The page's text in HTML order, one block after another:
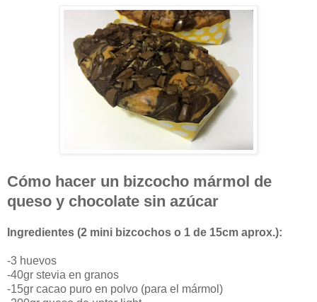
Cómo hacer un bizcocho mármol de
queso y chocolate sin azúcar
Ingredientes (2 mini bizcochos o 1 de 15cm aprox.):
-3 huevos
-40gr stevia en granos
-15gr cacao puro en polvo (para el mármol)